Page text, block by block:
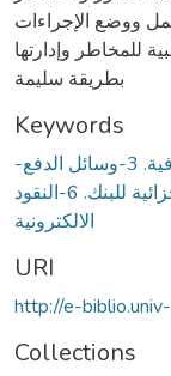
ووضع الإجراءات
للمخاطر وإدارتها
بطريقة سليمة
Keywords
-البنوك الالكترونية. 2-العمليات المصرفية. 3-وسائل الدفع
الالكتروني. 4-عميل البنك. 5-المسؤولية الجزائية للبنك. 6-النقود
الالكترونية
URI
http://e-
Collections